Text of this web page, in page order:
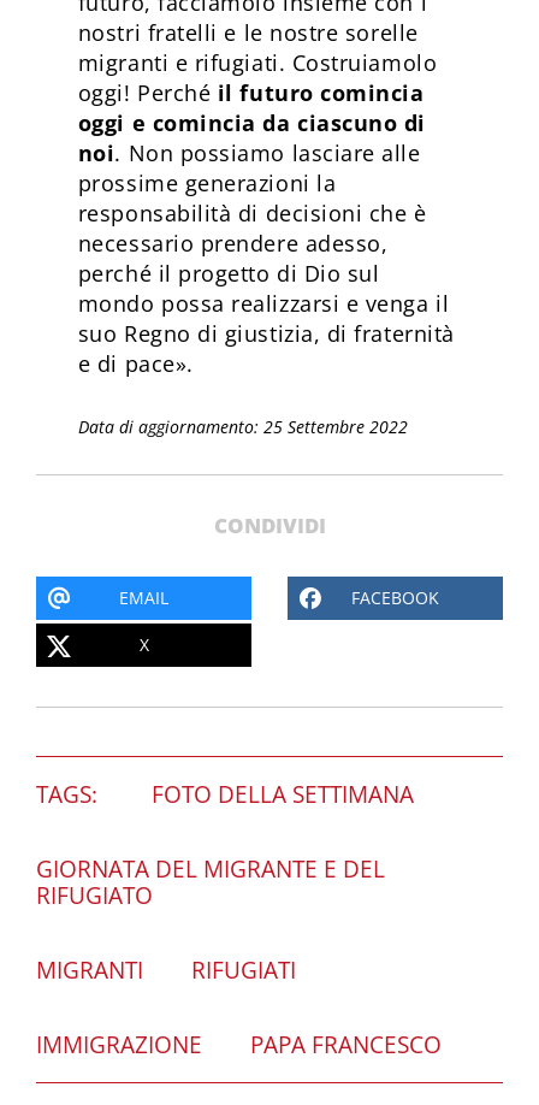
nostri fratelli e le nostre sorelle
migranti e rifugiati. Costruiamolo
oggi! Perché il futuro comincia
oggi e comincia da ciascuno di
noi. Non possiamo lasciare alle
prossime generazioni la
responsabilità di decisioni che è
necessario prendere adesso,
perché il progetto di Dio sul
mondo possa realizzarsi e venga il
suo Regno di giustizia, di fraternità
e di pace».
Data di aggiornamento: 25 Settembre 2022
CONDIVIDI
EMAIL FACEBOOK
X
TAGS: FOTO DELLA SETTIMANA
GIORNATA DEL MIGRANTE E DEL
RIFUGIATO
MIGRANTI RIFUGIATI
IMMIGRAZIONE PAPA FRANCESCO